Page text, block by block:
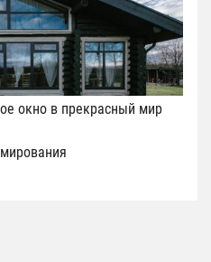
окно в прекрасный мир